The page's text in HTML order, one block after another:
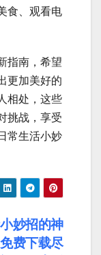
食、观看电
指南，希望
更加美好的
相处，这些
挑战，享受
常生活小妙
妙招的神
费下载尽